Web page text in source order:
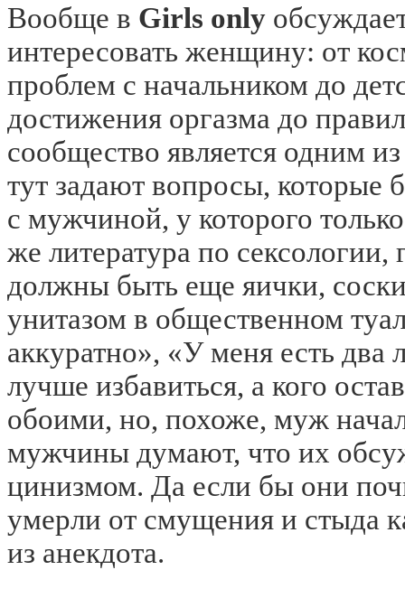
Вообще в Girls only
интересовать женщину: от
проблем с начальником до
достижения оргазма до
сообщество является одним
тут задают вопросы, которые
с мужчиной, у которого
же литература по
должны быть еще яички,
унитазом в общественном
аккуратно», «У меня есть два
лучше избавиться, а кого
обоими, но, похоже, муж
мужчины думают, что их
цинизмом. Да если бы они
умерли от смущения и стыда
из анекдота.